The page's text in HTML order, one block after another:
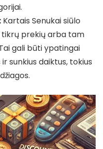
Kartais Senukai siūlo
prekių arba tam
gali būti ypatingai
sunkius daiktus, tokius